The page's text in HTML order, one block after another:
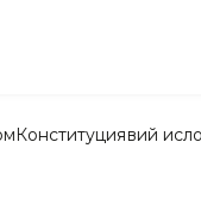
Конституциявий